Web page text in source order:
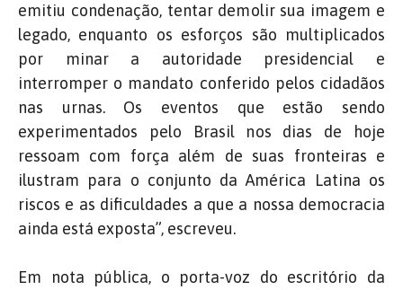
emitiu condenação, tentar demolir sua imagem e
legado, enquanto os esforços são multiplicados
por minar a autoridade presidencial e
interromper o mandato conferido pelos cidadãos
nas urnas. Os eventos que estão sendo
experimentados pelo Brasil nos dias de hoje
ressoam com força além de suas fronteiras e
ilustram para o conjunto da América Latina os
riscos e as dificuldades a que a nossa democracia
ainda está exposta”, escreveu.
Em nota pública, o porta-voz do escritório da